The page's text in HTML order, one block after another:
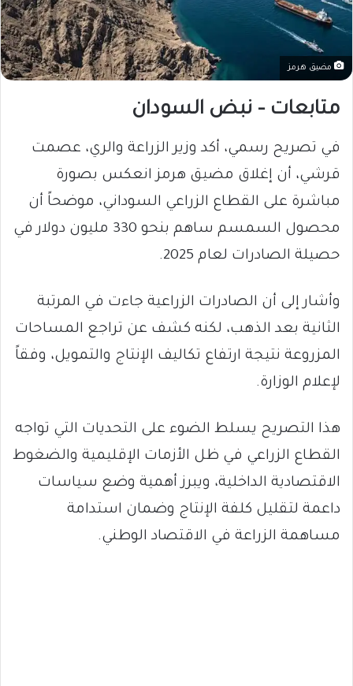
مضيق هرمز
متابعات – نبض السودان
في تصريح رسمي، أكد وزير الزراعة والري، عصمت
قرشي، أن إغلاق مضيق هرمز انعكس بصورة
مباشرة على القطاع الزراعي السوداني، موضحاً أن
محصول السمسم ساهم بنحو 330 مليون دولار في
حصيلة الصادرات لعام 2025.
وأشار إلى أن الصادرات الزراعية جاءت في المرتبة
الثانية بعد الذهب، لكنه كشف عن تراجع المساحات
المزروعة نتيجة ارتفاع تكاليف الإنتاج والتمويل، وفقاً
لإعلام الوزارة.
هذا التصريح يسلط الضوء على التحديات التي تواجه
القطاع الزراعي في ظل الأزمات الإقليمية والضغوط
الاقتصادية الداخلية، ويبرز أهمية وضع سياسات
داعمة لتقليل كلفة الإنتاج وضمان استدامة
مساهمة الزراعة في الاقتصاد الوطني.